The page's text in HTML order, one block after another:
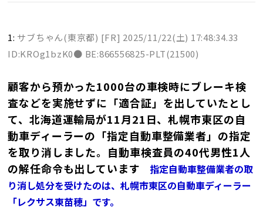
1: サブちゃん(東京都) [FR] 2025/11/22(土) 17:48:34.33
ID:KROg1bzK0● BE:866556825-PLT(21500)
顧客から預かった1000台の車検時にブレーキ検
査などを実施せずに「適合証」を出していたとし
て、北海道運輸局が11月21日、札幌市東区の自
動車ディーラーの「指定自動車整備業者」の指定
を取り消しました。自動車検査員の40代男性1人
の解任命令も出しています 指定自動車整備業者の取
り消し処分を受けたのは、札幌市東区の自動車ディーラー
「レクサス東苗穂」です。